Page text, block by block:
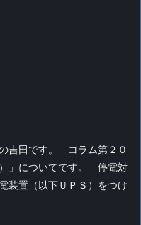
吉田です。
コラム第２０
」についてです。
停電対
装置（以下ＵＰＳ）をつけ